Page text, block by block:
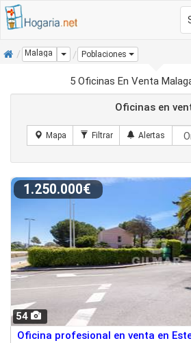
InicioMalaga Dropdown
Poblaciones
5 Oficinas En Venta
Oficinas en
54
1.250.000€
Oficina profesional en venta en